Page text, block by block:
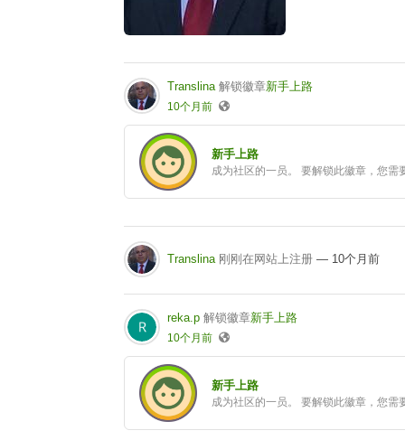
Translina解锁徽章新手上路
10个月前
新手上路
成为社区的一员。 要解锁此徽章，您需
Translina刚刚在网站上注册 — 10个月前
reka.p 解锁徽章新手上路
10个月前
新手上路
成为社区的一员。 要解锁此徽章，您需